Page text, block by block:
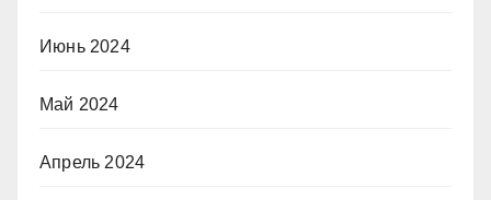
Июнь 2024
Май 2024
Апрель 2024